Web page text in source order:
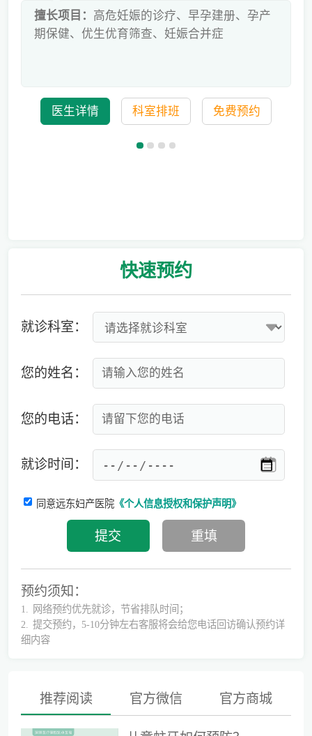
爱有光，愈未来！深圳远东龙岗妇产医院儿童康复专科正式启航！
擅长项目： 高危妊娠的诊疗、早孕建册、孕产
期保健、优生优育筛查、妊娠合并症
医生详情 科室排班 免费预约
快速预约
就诊科室：
您的姓名：
您的电话：
就诊时间：
同意远东妇产医院《个人信息授权和保护声明》
预约须知：
1.
网络预约优先就诊，节省排队时间；
2.
提交预约，5-10分钟左右客服将会给您电话回访确认预约详
细内容
推荐阅读 官方微信 官方商城